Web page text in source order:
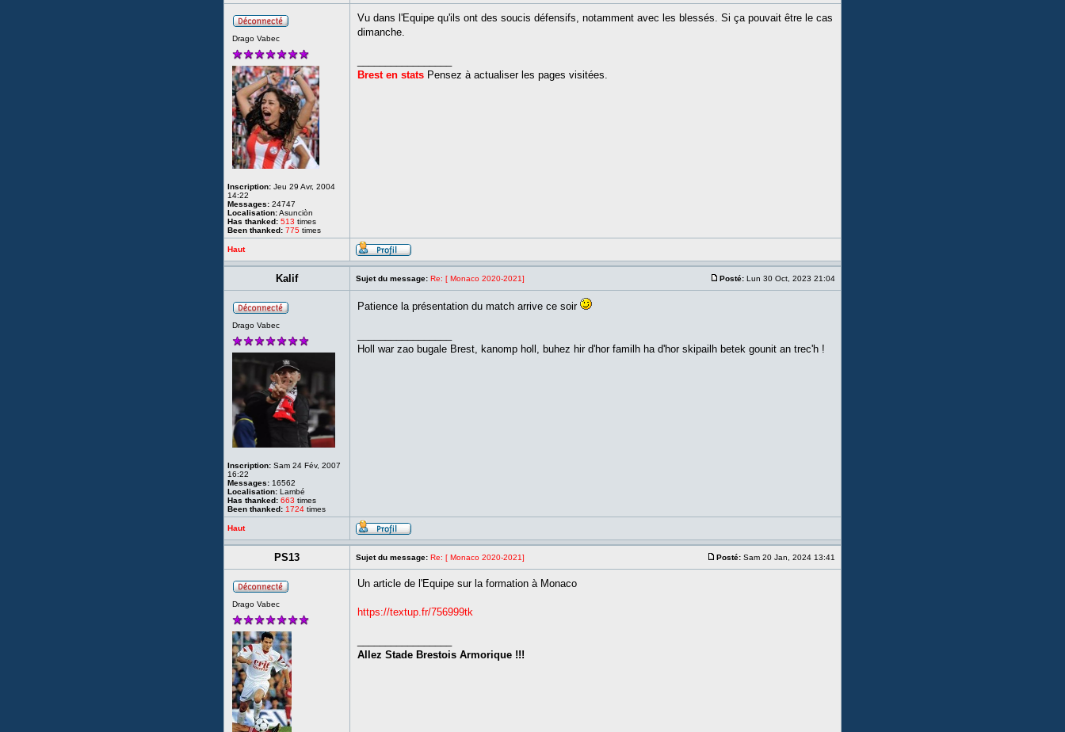
Drago Vabec
Inscription: Jeu 29 Avr, 2004
14:22
Messages: 24747
Localisation:Asunciòn
Has thanked: 513 times
Been thanked: 775 times
Vu dans l'Equipe qu'ils ont des soucis défensifs, notamment avec les blessés. Si ça pouvait être le cas
dimanche.
Brest en stats Pensez à actualiser les pages visitées.
Haut
Kalif Sujet du message: Re: [ Monaco 2020-2021] Posté: Lun 30 Oct, 2023 21:04
Drago Vabec
Inscription: Sam 24 Fév, 2007
16:22
Messages: 16562
Localisation: Lambé
Has thanked: 663 times
Been thanked: 1724 times
Patience la présentation du match arrive ce soir
Holl war zao bugale Brest, kanomp holl, buhez hir d'hor familh ha d'hor skipailh betek gounit an trec'h !
Haut
PS13 Sujet du message: Re: [ Monaco 2020-2021] Posté: Sam 20 Jan, 2024 13:41
Drago Vabec
Un article de l'Equipe sur la formation à Monaco
https://textup.fr/756999tk
Allez Stade Brestois Armorique !!!